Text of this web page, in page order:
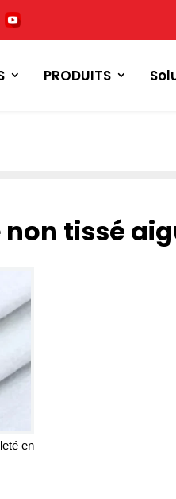
PRODUITS
tissé
en